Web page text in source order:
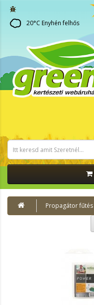
20°C Enyhén felhős
Propagátor fűtés